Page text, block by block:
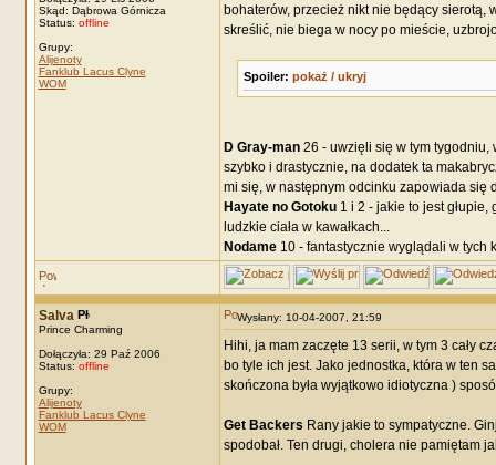
Skąd: Dąbrowa Górnicza
Status: offline
Grupy:
Alijenoty
Fanklub Lacus Clyne
WOM
bohaterów, przecież nikt nie będący sierotą,
skreślić, nie biega w nocy po mieście,
Spoiler: pokaż / ukryj
D Gray-man26 - uwzięli się w tym tygodniu,
szybko i drastycznie, na dodatek ta
mi się, w następnym odcinku zapowiada się
Hayate no Gotoku1 i 2 - jakie to jest głupie,
ludzkie ciała w kawałkach...
Nodame10 - fantastycznie wyglądali w tych
Salva
Prince Charming
Dołączyła: 29 Paź 2006
Status: offline
Grupy:
Alijenoty
Fanklub Lacus Clyne
WOM
Wysłany: 10-04-2007, 21:59
Hihi, ja mam zaczęte 13 serii, w tym 3 cały
bo tyle ich jest. Jako jednostka, która w ten
skończona była wyjątkowo idiotyczna )
Get Backers Rany jakie to sympatyczne.
spodobał. Ten drugi, cholera nie pamiętam